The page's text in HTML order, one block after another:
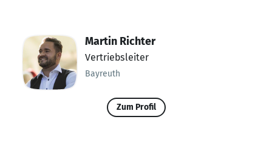
Martin Richter
Vertriebsleiter
Bayreuth
Zum Profil